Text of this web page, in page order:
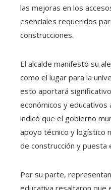
las mejoras en los
esenciales requeridos
construcciones.
El alcalde manifestó su
como el lugar para la
esto aportará
económicos y educativos
indicó que el gobierno
apoyo técnico y logístico
de construcción y puesta
Por su parte,